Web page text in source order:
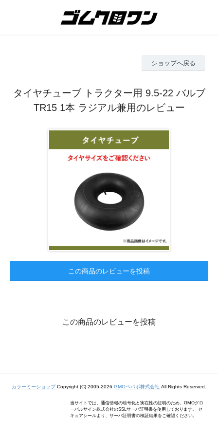
ショップへ戻る
タイヤチューブ トラクター用 9.5-22 バルブ
TR15 1本 ラジアル兼用のレビュー
この商品のレビューを投稿
この商品のレビューを投稿
カラーミーショップCopyright (C) 2005-2026 GMOペパボ株式会社 All Rights Reserved.
当サイトでは、通信情報の暗号化と実在性の証明のため、GMOグロ
ーバルサイン株式会社のSSLサーバ証明書を使用しております。 セ
キュアシールより、サーバ証明書の検証結果をご確認ください。